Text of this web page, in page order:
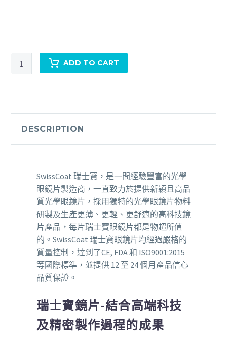
SwissCoat
全
色
(Transitions
Signature)
quantity
ADD TO CART
DESCRIPTION
SwissCoat 瑞士寶，是一間經驗豐富的光學
眼鏡片製造商，一直致力於提供新穎且高品
質光學眼鏡片，採用獨特的光學眼鏡片物料
研製及生產更薄、更輕、更舒適的高科技鏡
片產品，每片瑞士寶眼鏡片都是物超所值
的。SwissCoat 瑞士寶眼鏡片均經過嚴格的
質量控制，達到了CE, FDA 和 ISO9001:2015
等國際標準，並提供 12 至 24 個月產品信心
品質保證。
瑞士寶鏡片-結合高端科技
及精密製作過程的成果